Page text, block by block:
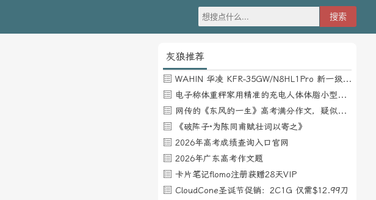
灰狼推荐
WAHIN 华凌 KFR-35GW/N8HL1Pro 新一级能效 壁挂式空调 1.5匹
电子称体重秤家用精准的充电人体体脂小型称重支持HUAWEI HiLink
网传的《东风的一生》高考满分作文，疑似自媒体或其他渠道炒作
《破阵子·为陈同甫赋壮词以寄之》
2026年高考成绩查询入口官网
2026年广东高考作文题
卡片笔记flomo注册获赠28天VIP
CloudCone圣诞节促销：2C1G 仅需$12.99刀